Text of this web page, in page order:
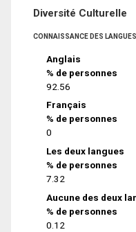
Diversité Culturelle
CONNAISSANCE DES
Anglais
% de personnes
92.56
Français
% de personnes
0
Les deux langues
% de personnes
7.32
Aucune des deux
% de personnes
0.12